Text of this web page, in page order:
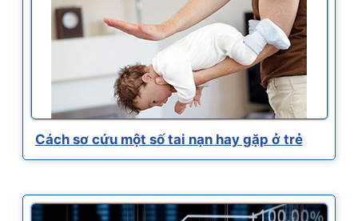
Cách sơ cứu một số tai nạn hay gặp ở trẻ